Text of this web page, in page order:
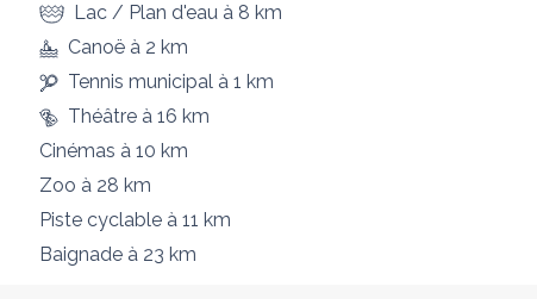
Lac / Plan d'eauà 8 km
Canoëà 2 km
Tennis municipalà 1 km
Théâtreà 16 km
Cinémas à 10 km
Zoo à 28 km
Piste cyclableà 11 km
Baignadeà 23 km